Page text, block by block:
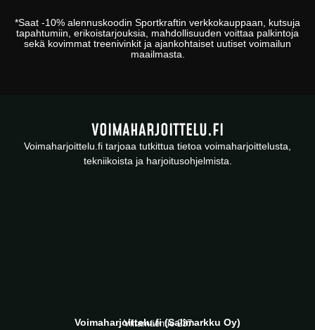
*Saat -10% alennuskoodin Sportkraftin verkkokauppaan , kutsuja
tapahtumiin, erikoistarjouksia, mahdollisuuden voittaa palkintoja
sekä kovimmat treenivinkit ja ajankohtaiset uutiset voimailun
maailmasta.
VOIMAHARJOITTELU.FI
Voimaharjoittelu.fi tarjoaa tutkittua tietoa voimaharjoittelusta,
tekniikoista ja harjoitusohjelmista.
Voimaharjoittelu.fi (Salimarkku Oy)
Viitamäentie 237